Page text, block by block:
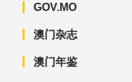
GOV.MO
澳门杂志
澳门年鉴